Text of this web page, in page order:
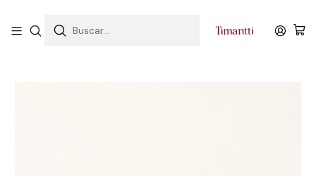
Inicio Categorias Anillo Aura Ondulée